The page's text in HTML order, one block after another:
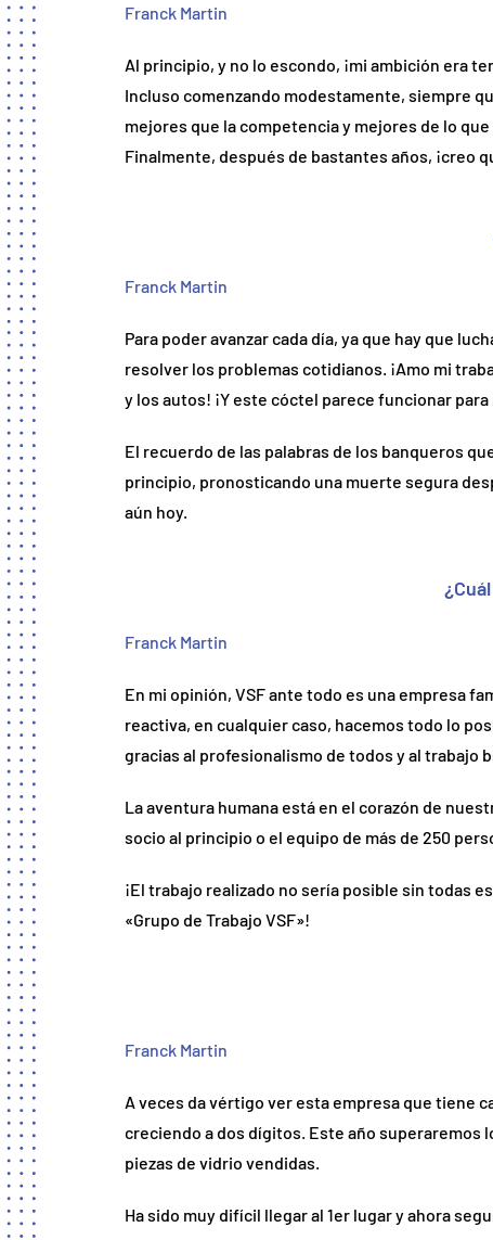
Franck Martin
Al principio, y no lo escondo, ¡mi ambición era
Incluso comenzando modestamente, siempre
mejores que la competencia y mejores de lo
Finalmente, después de bastantes años, ¡creo
Franck Martin
Para poder avanzar cada día, ya que hay que
resolver los problemas cotidianos. ¡Amo mi
y los autos! ¡Y este cóctel parece funcionar para
El recuerdo de las palabras de los banqueros
principio, pronosticando una muerte segura
aún hoy.
Franck Martin
En mi opinión, VSF ante todo es una empresa
reactiva, en cualquier caso, hacemos todo lo
gracias al profesionalismo de todos y al trabajo
La aventura humana está en el corazón de
socio al principio o el equipo de más de 250
¡El trabajo realizado no sería posible sin todas
«Grupo de Trabajo VSF»!
Franck Martin
A veces da vértigo ver esta empresa que tiene
creciendo a dos dígitos. Este año superaremos
piezas de vidrio vendidas.
Ha sido muy difícil llegar al 1er lugar y ahora